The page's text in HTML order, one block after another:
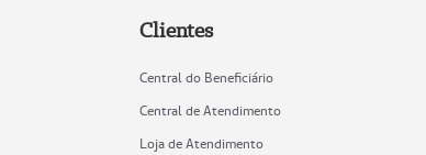
Clientes
Central do Beneficiário
Central de Atendimento
Loja de Atendimento